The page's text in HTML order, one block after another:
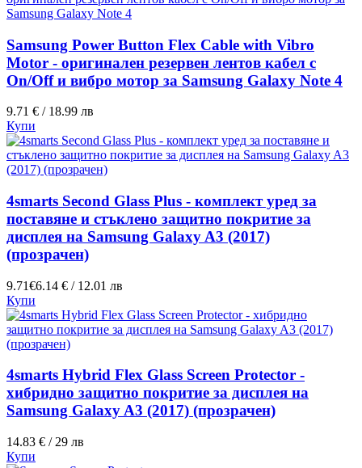
Samsung Power Button Flex Cable with Vibro
Motor - оригинален резервен лентов кабел с
On/Off и вибро мотор за Samsung Galaxy Note 4
9.71 € / 18.99 лв
Купи
4smarts Second Glass Plus - комплект уред за
поставяне и стъклено защитно покритие за
дисплея на Samsung Galaxy A3 (2017)
(прозрачен)
9.71€6.14 € / 12.01 лв
Купи
4smarts Hybrid Flex Glass Screen Protector -
хибридно защитно покритие за дисплея на
Samsung Galaxy A3 (2017) (прозрачен)
14.83 € / 29 лв
Купи